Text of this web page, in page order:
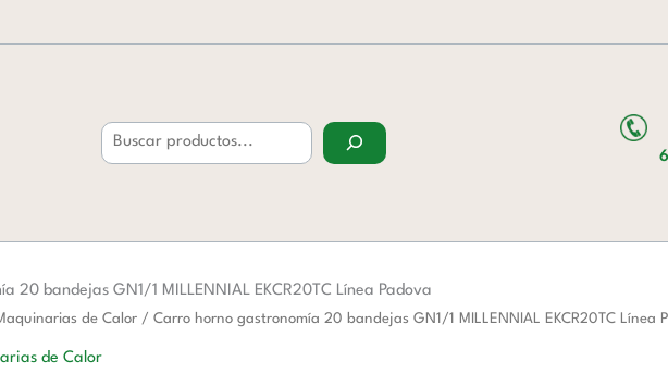
20 bandejas GN1/1 MILLENNIAL EKCR20TC Línea Padova
de Calor / Carro horno gastronomía 20 bandejas GN1/1 MILLENNIAL EKCR20TC Línea
de Calor
El
precio
El
2.242,00 €.1.379,00